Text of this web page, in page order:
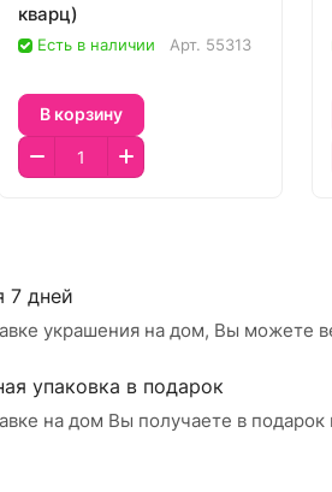
кварц)
Есть в наличии Арт. 55313
В корзину
7 дней
украшения на дом, Вы можете
упаковка в подарок
на дом Вы получаете в